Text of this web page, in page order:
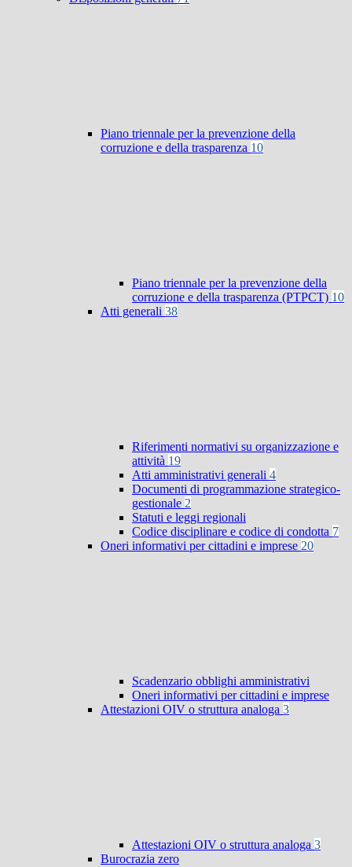
Piano triennale per la prevenzione della
corruzione e della trasparenza 10
Piano triennale per la prevenzione della
corruzione e della trasparenza (PTPCT) 10
Atti generali 38
Riferimenti normativi su organizzazione e
attività 19
Atti amministrativi generali 4
Documenti di programmazione strategico-
gestionale 2
Statuti e leggi regionali
Codice disciplinare e codice di condotta 7
Oneri informativi per cittadini e imprese 20
Scadenzario obblighi amministrativi
Oneri informativi per cittadini e imprese
Attestazioni OIV o struttura analoga 3
Attestazioni OIV o struttura analoga 3
Burocrazia zero